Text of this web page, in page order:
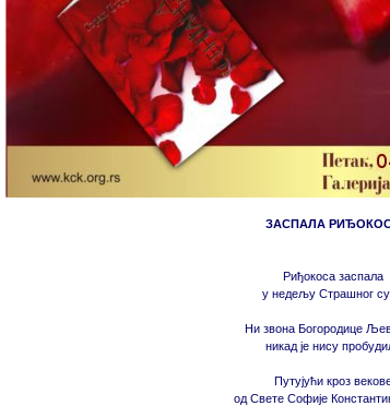
ЗАСПАЛА
Риђокоса заспала
у недељу Страшног
Ни звона Богородице
никад је нису
Путујући кроз
од Свете Софије